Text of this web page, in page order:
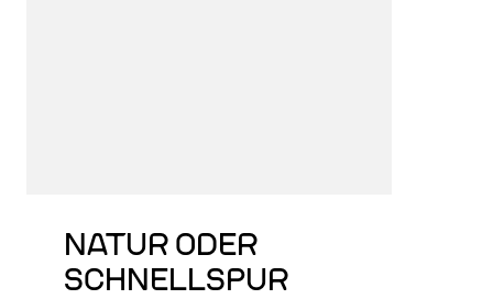
NATUR ODER
SCHNELLSPUR